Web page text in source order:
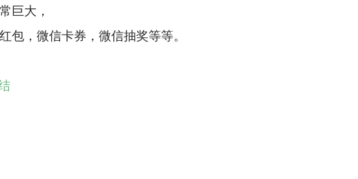
巨大，
包，微信卡券，微信抽奖等等。